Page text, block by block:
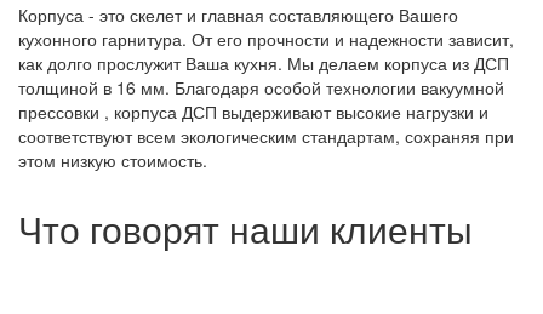
Корпуса - это скелет и главная составляющего Вашего
кухонного гарнитура. От его прочности и надежности зависит,
как долго прослужит Ваша кухня. Мы делаем корпуса из ДСП
толщиной в 16 мм. Благодаря особой технологии вакуумной
прессовки , корпуса ДСП выдерживают высокие нагрузки и
соответствуют всем экологическим стандартам, сохраняя при
этом низкую стоимость.
Что говорят наши клиенты